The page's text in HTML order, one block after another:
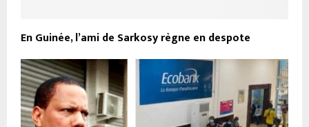
En Guinée, l’ami de Sarkosy règne en despote